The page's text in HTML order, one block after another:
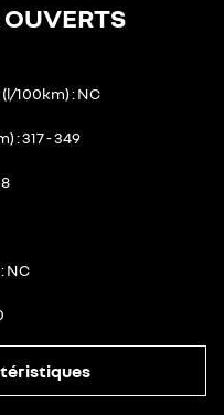
100km) NC
317 - 349
NC